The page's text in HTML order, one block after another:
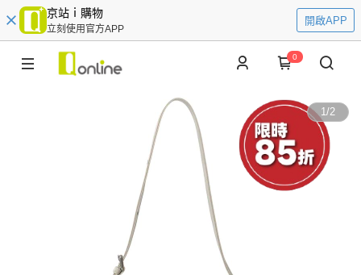
京站ｉ購物
立刻使用官方APP
開啟APP
0
1/2